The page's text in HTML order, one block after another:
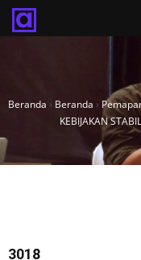
Beranda › Beranda ›
KEBIJAKAN
3018